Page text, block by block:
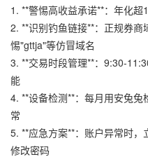
1. **警惕高收益承诺**：年化
2. **识别钓鱼链接**：正规券
惕"gttja"等仿冒域名
3. **交易时段管理**：9:30-
能
4. **设备检测**：每月用安兔
常
5. **应急方案**：账户异常时
修改密码